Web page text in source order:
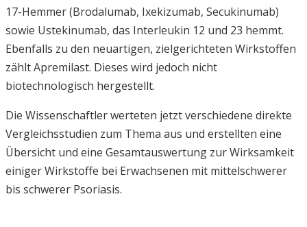
17-Hemmer (Brodalumab, Ixekizumab, Secukinumab)
sowie Ustekinumab, das Interleukin 12 und 23 hemmt.
Ebenfalls zu den neuartigen, zielgerichteten Wirkstoffen
zählt Apremilast. Dieses wird jedoch nicht
biotechnologisch hergestellt.
Die Wissenschaftler werteten jetzt verschiedene direkte
Vergleichsstudien zum Thema aus und erstellten eine
Übersicht und eine Gesamtauswertung zur Wirksamkeit
einiger Wirkstoffe bei Erwachsenen mit mittelschwerer
bis schwerer Psoriasis.